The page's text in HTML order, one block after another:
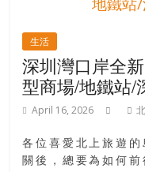
齡
銀
髮
的
大
們
結
生活
深圳灣口岸全
型商場/地鐵站/
April 16, 2026
各位喜愛北上旅遊
關後，總要為如何